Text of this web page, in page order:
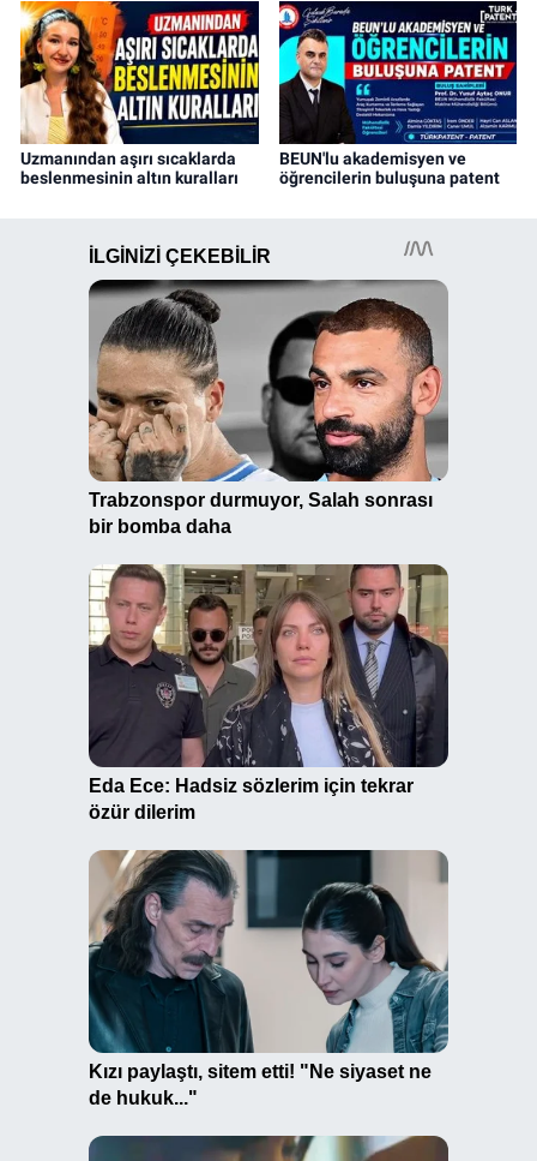
Uzmanından aşırı sıcaklarda
beslenmesinin altın kuralları
BEUN'lu akademisyen ve
öğrencilerin buluşuna patent